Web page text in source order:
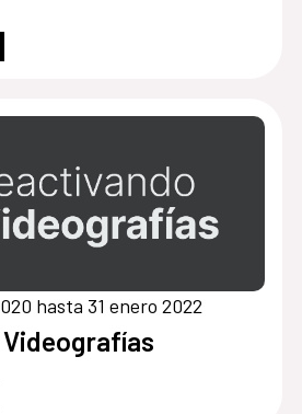
hasta 31 enero 2022